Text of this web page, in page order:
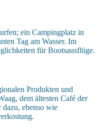
ein Campingplatz in
Tag am Wasser. Im
für Bootsausflüge.
Produkten und
dem ältesten Café der
ebenso wie